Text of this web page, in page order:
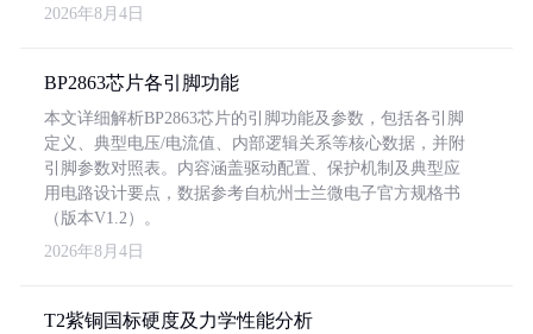
2026年8月4日
BP2863芯片各引脚功能
本文详细解析BP2863芯片的引脚功能及参数，包括各引脚
定义、典型电压/电流值、内部逻辑关系等核心数据，并附
引脚参数对照表。内容涵盖驱动配置、保护机制及典型应
用电路设计要点，数据参考自杭州士兰微电子官方规格书
（版本V1.2）。
2026年8月4日
T2紫铜国标硬度及力学性能分析